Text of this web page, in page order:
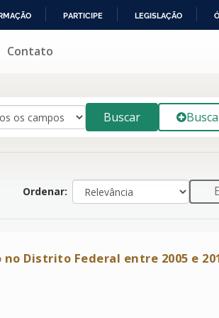
PARTICIPE LEGISLAÇÃO
Contato
Buscar
Ordenar:
Distrito Federal entre 2005 e